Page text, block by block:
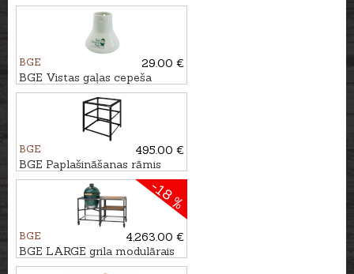
grilam
BGE
29.00 €
BGE Vistas gaļas cepeša
keramikas statīvs
BGE
495.00 €
BGE Paplašināšanas rāmis
-18 %
BGE
4,263.00 €
BGE LARGE grila modulārais
sistēmas kompl. ar plauktiem